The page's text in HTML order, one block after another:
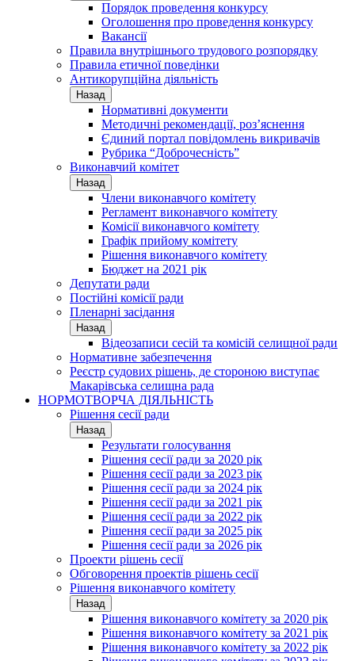
Порядок проведення конкурсу
Оголошення про проведення конкурсу
Вакансії
Правила внутрішнього трудового розпорядку
Правила етичної поведінки
Антикорупційна діяльність
Назад
Нормативні документи
Методичні рекомендації, роз’яснення
Єдиний портал повідомлень викривачів
Рубрика “Доброчесність”
Виконавчий комітет
Назад
Члени виконавчого комітету
Регламент виконавчого комітету
Комісії виконавчого комітету
Графік прийому комітету
Рішення виконавчого комітету
Бюджет на 2021 рік
Депутати ради
Постійні комісії ради
Пленарні засідання
Назад
Відеозаписи сесій та комісій селищної ради
Нормативне забезпечення
Реєстр судових рішень, де стороною виступає
Макарівська селищна рада
НОРМОТВОРЧА ДІЯЛЬНІСТЬ
Рішення сесії ради
Назад
Результати голосування
Рішення сесії ради за 2020 рік
Рішення сесії ради за 2023 рік
Рішення сесії ради за 2024 рік
Рішення сесії ради за 2021 рік
Рішення сесії ради за 2022 рік
Рішення сесії ради за 2025 рік
Рішення сесії ради за 2026 рік
Проекти рішень сесії
Обговорення проектів рішень сесії
Рішення виконавчого комітету
Назад
Рішення виконавчого комітету за 2020 рік
Рішення виконавчого комітету за 2021 рік
Рішення виконавчого комітету за 2022 рік